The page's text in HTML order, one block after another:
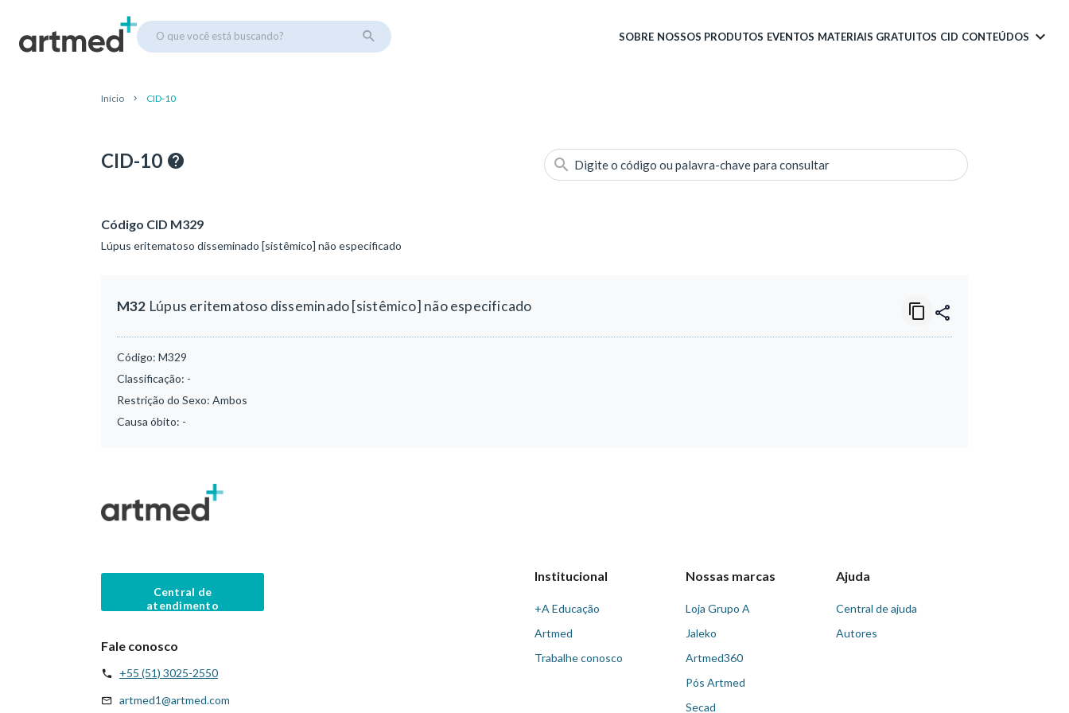
O que você está buscando? SOBRE NOSSOS PRODUTOS EVENTOS MATERIAIS GRATUITOS CID CONTEÚDOS
Início CID-10
CID-10 Digite o código ou palavra-chave para consultar
Código CID M329
Lúpus eritematoso disseminado [sistêmico] não especificado
M32 Lúpus eritematoso disseminado [sistêmico] não especificado
Código: M329
Classificação: -
Restrição do Sexo: Ambos
Causa óbito: -
Central de
atendimento
Fale conosco
+55 (51) 3025-2550
artmed1@artmed.com
Institucional
+A Educação
Artmed
Trabalhe conosco
Nossas marcas
Loja Grupo A
Jaleko
Artmed360
Pós Artmed
Secad
Ajuda
Central de ajuda
Autores